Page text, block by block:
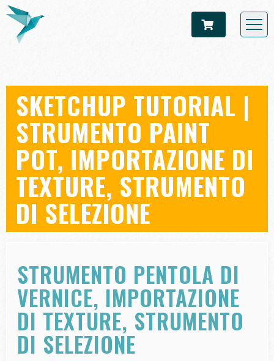
SKETCHUP TUTORIAL |
STRUMENTO PAINT
POT, IMPORTAZIONE DI
TEXTURE, STRUMENTO
DI SELEZIONE
STRUMENTO PENTOLA DI
VERNICE, IMPORTAZIONE
DI TEXTURE, STRUMENTO
DI SELEZIONE